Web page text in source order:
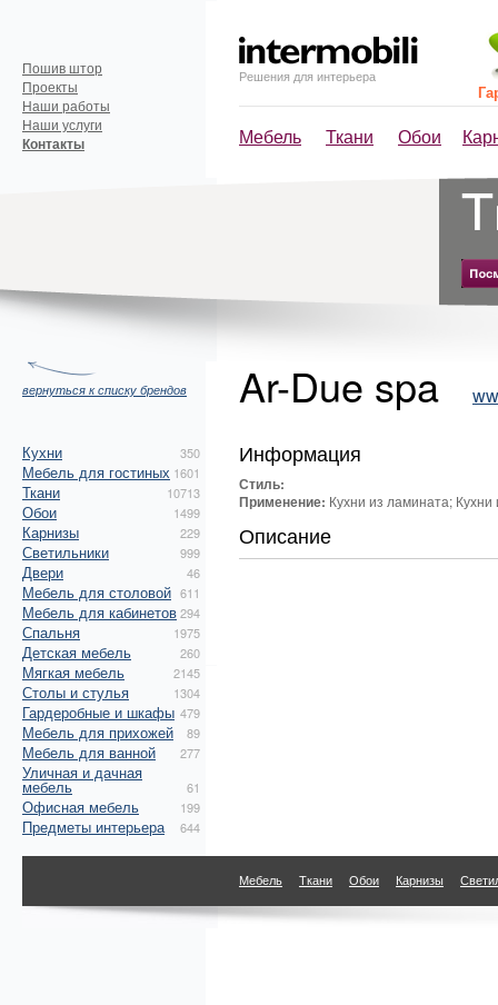
Решения для интерьера
Мебель Ткани Обои
Пошив штор
Проекты
Наши работы
Наши услуги
Контакты
вернуться к списку брендов
Кухни 350
Мебель для гостиных 1601
Ткани 10713
Обои 1499
Карнизы 229
Светильники 999
Двери 46
Мебель для столовой 611
Мебель для кабинетов294
Спальня 1975
Детская мебель 260
Мягкая мебель 2145
Столы и стулья 1304
Гардеробные и шкафы 479
Мебель для прихожей 89
Мебель для ванной 277
Уличная и дачная
мебель 61
Офисная мебель 199
Предметы интерьера 644
Ar-Due spa
Информация
Стиль:
Применение: Кухни из ламината;
Описание
Мебель Ткани Обои Карнизы